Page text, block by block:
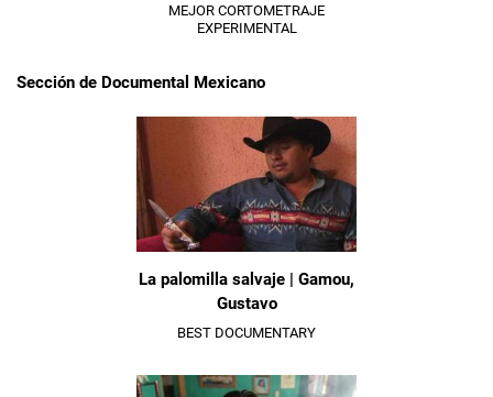
MEJOR CORTOMETRAJE
EXPERIMENTAL
Sección de Documental Mexicano
La palomilla salvaje | Gamou,
Gustavo
BEST DOCUMENTARY